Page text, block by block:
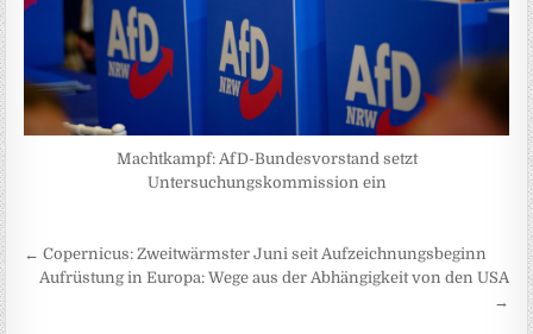
Machtkampf: AfD-Bundesvorstand setzt
Untersuchungskommission ein
Beitragsnavigation
← Copernicus: Zweitwärmster Juni seit Aufzeichnungsbeginn
Aufrüstung in Europa: Wege aus der Abhängigkeit von den USA
→